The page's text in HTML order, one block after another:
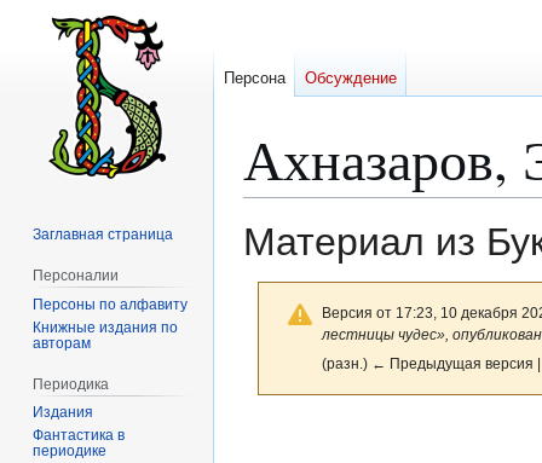
Ахназаров,
Материал из
Версия от 17:23, 10 декабря
лестницы чудес»,
(разн.) ← Предыдущая версия
Персона Обсуждение
Заглавная страница
Персоналии
Персоны по алфавиту
Книжные издания по
авторам
Периодика
Издания
Фантастика в
периодике